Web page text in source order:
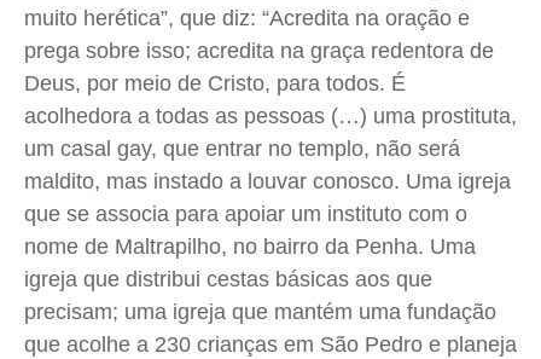
muito herética”, que diz: “Acredita na oração e
prega sobre isso; acredita na graça redentora de
Deus, por meio de Cristo, para todos. É
acolhedora a todas as pessoas (…) uma prostituta,
um casal gay, que entrar no templo, não será
maldito, mas instado a louvar conosco. Uma igreja
que se associa para apoiar um instituto com o
nome de Maltrapilho, no bairro da Penha. Uma
igreja que distribui cestas básicas aos que
precisam; uma igreja que mantém uma fundação
que acolhe a 230 crianças em São Pedro e planeja